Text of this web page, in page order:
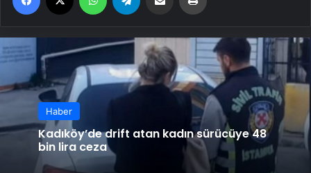
Haber
Kadıköy’de drift atan kadın sürücüye 48
bin lira ceza